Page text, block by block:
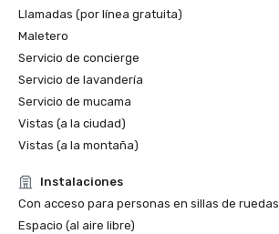
Llamadas (por línea gratuita)
Maletero
Servicio de concierge
Servicio de lavandería
Servicio de mucama
Vistas (a la ciudad)
Vistas (a la montaña)
Instalaciones
Con acceso para personas en sillas de ruedas
Espacio (al aire libre)